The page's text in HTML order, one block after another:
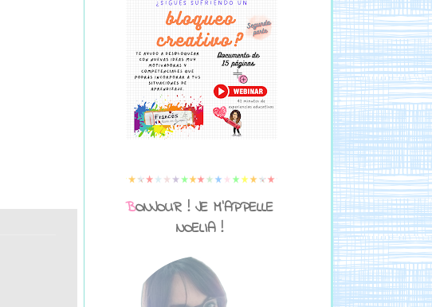
BONJOUR ! JE M'APPELLE
NOELIA !